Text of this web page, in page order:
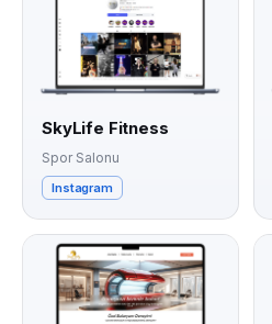
SkyLife Fitness
Spor Salonu
Instagram